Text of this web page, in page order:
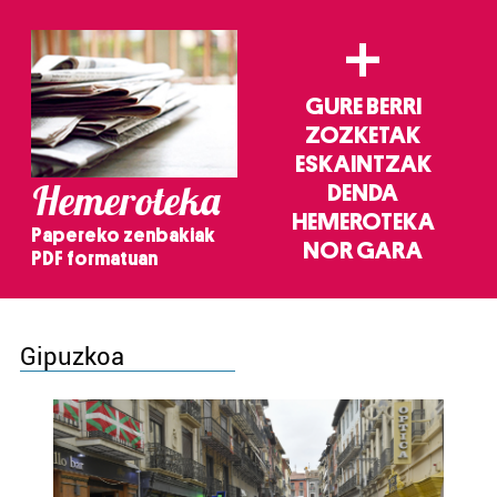
Hemeroteka
Papereko zenbakiak
PDF formatuan
+
GURE BERRI
ZOZKETAK
ESKAINTZAK
DENDA
HEMEROTEKA
NOR GARA
Gipuzkoa